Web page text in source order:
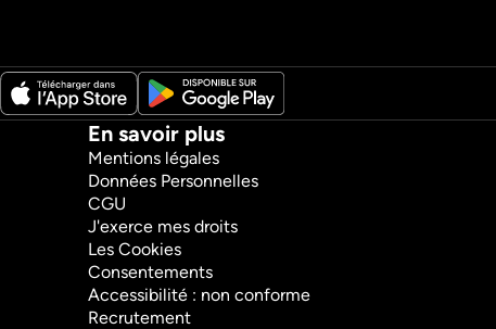
En savoir plus
Mentions légales
Données Personnelles
CGU
J'exerce mes droits
Les Cookies
Consentements
Accessibilité : non conforme
Recrutement